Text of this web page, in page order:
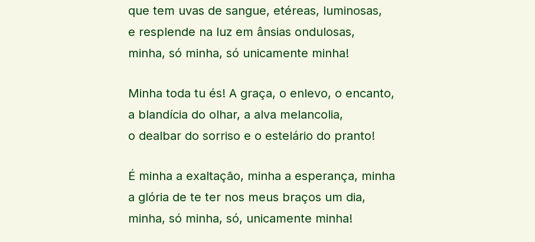
que tem uvas de sangue, etéreas, luminosas,
e resplende na luz em ânsias ondulosas,
minha, só minha, só unicamente minha!
Minha toda tu és! A graça, o enlevo, o encanto,
a blandícia do olhar, a alva melancolia,
o dealbar do sorriso e o estelário do pranto!
É minha a exaltação, minha a esperança, minha
a glória de te ter nos meus braços um dia,
minha, só minha, só, unicamente minha!